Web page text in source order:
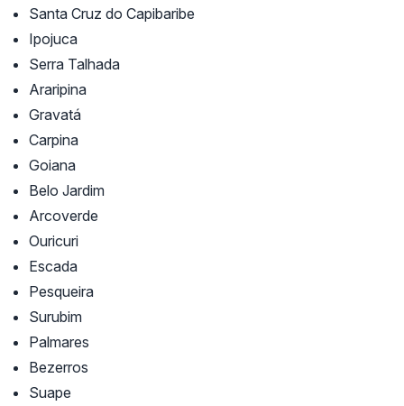
Santa Cruz do Capibaribe
Ipojuca
Serra Talhada
Araripina
Gravatá
Carpina
Goiana
Belo Jardim
Arcoverde
Ouricuri
Escada
Pesqueira
Surubim
Palmares
Bezerros
Suape